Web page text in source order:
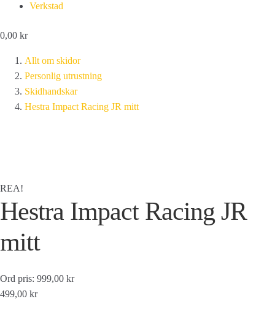
Verkstad
0,00 kr
Allt om skidor
Personlig utrustning
Skidhandskar
Hestra Impact Racing JR mitt
REA!
Hestra Impact Racing JR
mitt
Ord pris: 999,00 kr
499,00 kr